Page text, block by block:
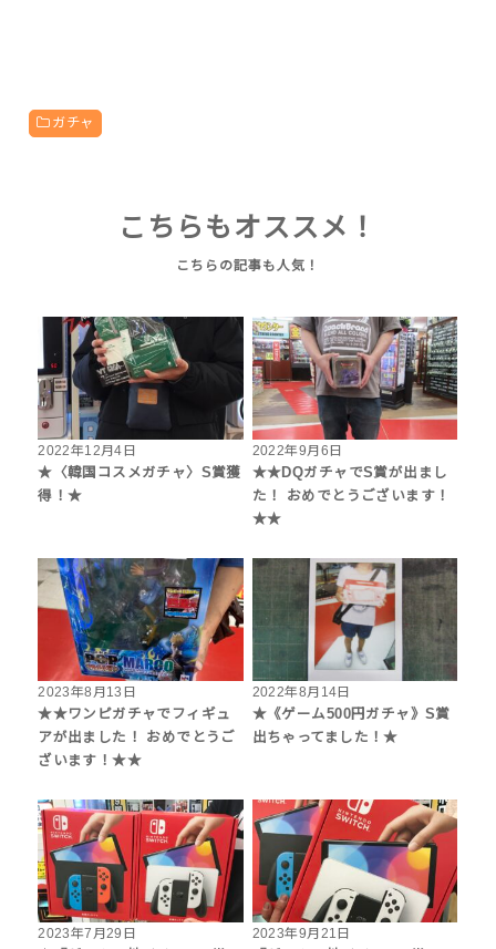
ガチャ
こちらもオススメ！
2022年12月4日
★〈韓国コスメガチャ〉S賞獲
得！★
2022年9月6日
★★DQガチャでS賞が出まし
た！ おめでとうございます！
★★
2023年8月13日
★★ワンピガチャでフィギュ
アが出ました！ おめでとうご
ざいます！★★
2022年8月14日
★《ゲーム500円ガチャ》S賞
出ちゃってました！★
2023年7月29日
2023年9月21日